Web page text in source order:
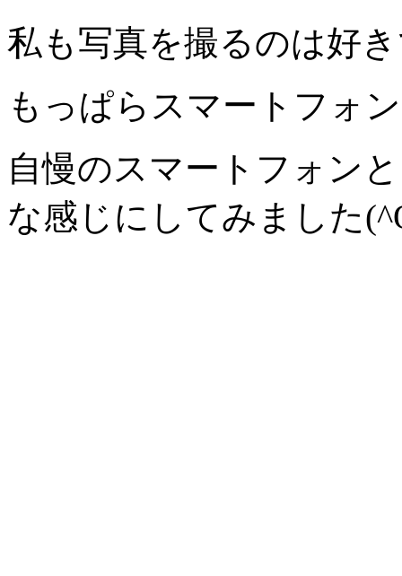
私も写真を撮るのは好
もっぱらスマートフォ
自慢のスマートフォン
な感じにしてみました